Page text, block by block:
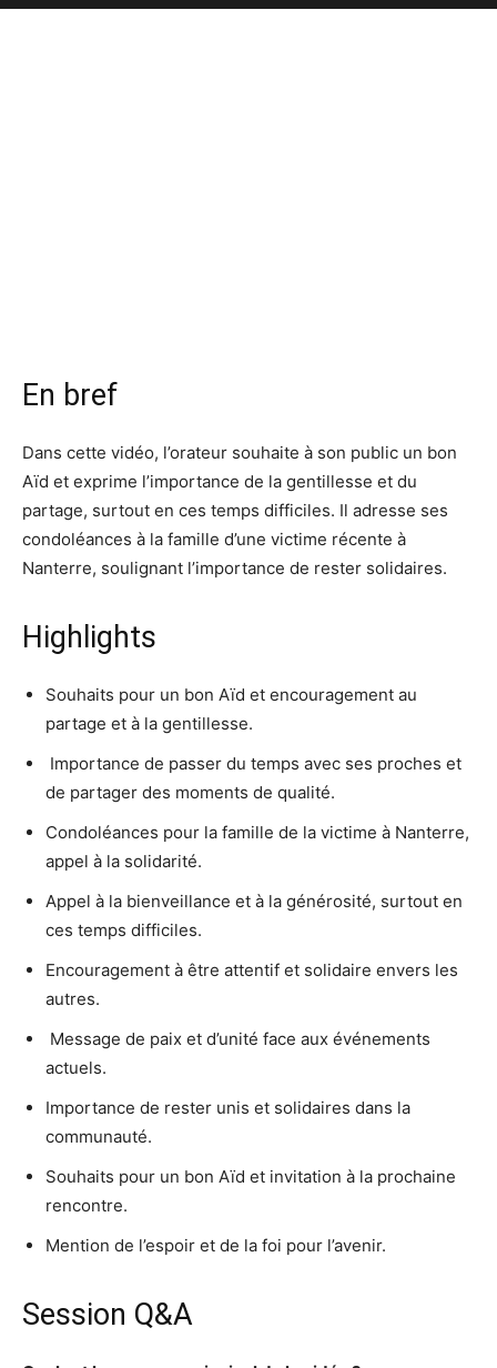
En bref
Dans cette vidéo, l’orateur souhaite à son public un bon
Aïd et exprime l’importance de la gentillesse et du
partage, surtout en ces temps difficiles. Il adresse ses
condoléances à la famille d’une victime récente à
Nanterre, soulignant l’importance de rester solidaires.
Highlights
Souhaits pour un bon Aïd et encouragement au
partage et à la gentillesse.
️ Importance de passer du temps avec ses proches et
de partager des moments de qualité.
Condoléances pour la famille de la victime à Nanterre,
appel à la solidarité.
Appel à la bienveillance et à la générosité, surtout en
ces temps difficiles.
Encouragement à être attentif et solidaire envers les
autres.
️ Message de paix et d’unité face aux événements
actuels.
Importance de rester unis et solidaires dans la
communauté.
Souhaits pour un bon Aïd et invitation à la prochaine
rencontre.
Mention de l’espoir et de la foi pour l’avenir.
Session Q&A